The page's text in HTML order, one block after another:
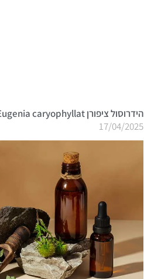
הידרוסול ציפורן Eugenia caryophyllat
17/04/2025